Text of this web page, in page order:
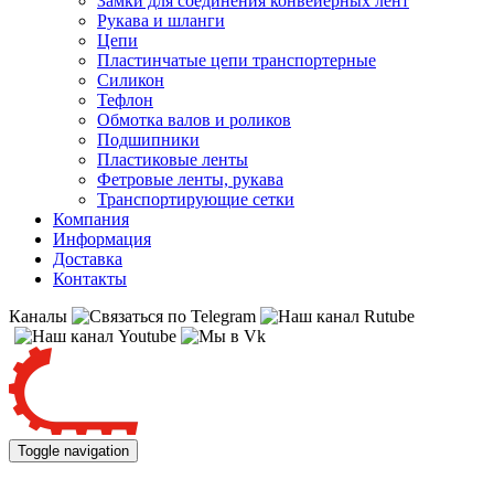
Рукава и шланги
Цепи
Пластинчатые цепи транспортерные
Силикон
Тефлон
Обмотка валов и роликов
Подшипники
Пластиковые ленты
Фетровые ленты, рукава
Транспортирующие сетки
Компания
Информация
Доставка
Контакты
Каналы
Toggle navigation